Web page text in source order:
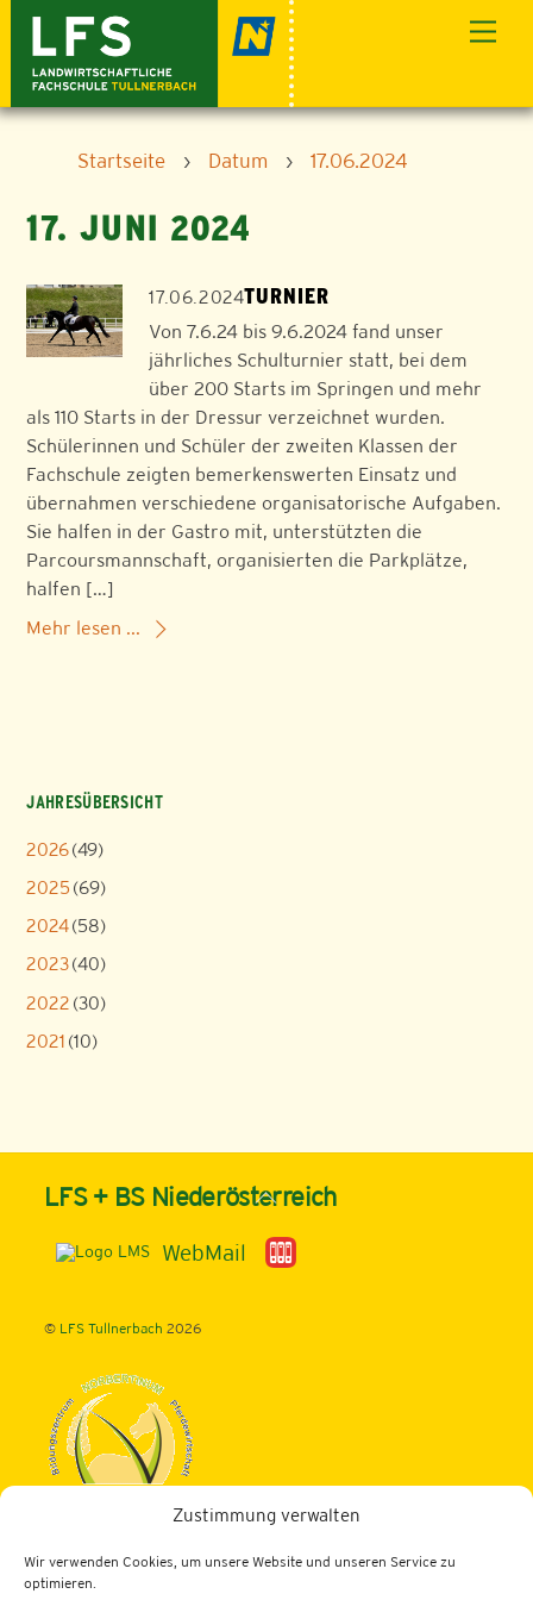
Zustimmung verwalten
Wir verwenden Cookies, um unsere Website und unseren Service zu
optimieren.
content
Startseite › Datum › 17.06.2024
17. JUNI 2024
17.06.2024TURNIER
Von 7.6.24 bis 9.6.2024 fand unser
jährliches Schulturnier statt, bei dem
über 200 Starts im Springen und mehr
als 110 Starts in der Dressur verzeichnet wurden.
Schülerinnen und Schüler der zweiten Klassen der
Fachschule zeigten bemerkenswerten Einsatz und
übernahmen verschiedene organisatorische Aufgaben.
Sie halfen in der Gastro mit, unterstützten die
Parcoursmannschaft, organisierten die Parkplätze,
halfen […]
Mehr lesen ...
JAHRESÜBERSICHT
2026(49)
2025 (69)
2024(58)
2023(40)
2022 (30)
2021 (10)
Back
To
Top
LFS + BS Niederösterreich
WebMail
© LFS Tullnerbach 2026
3013 Tullnerbach, Norbertinumstraße 9-11